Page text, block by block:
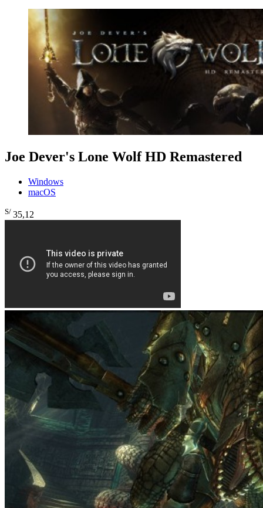
Joe Dever's Lone Wolf HD Remastered
Windows
macOS
S/ 35,12